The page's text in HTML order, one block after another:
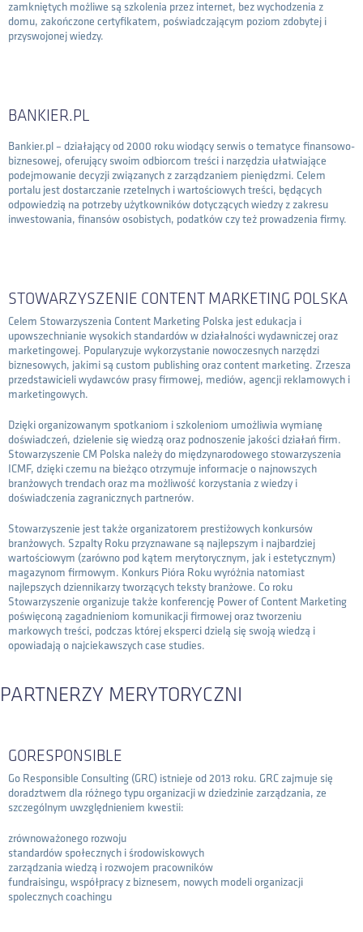
zamkniętych możliwe są szkolenia przez internet, bez wychodzenia z
domu, zakończone certyfikatem, poświadczającym poziom zdobytej i
przyswojonej wiedzy.
BANKIER.PL
Bankier.pl – działający od 2000 roku wiodący serwis o tematyce finansowo-
biznesowej, oferujący swoim odbiorcom treści i narzędzia ułatwiające
podejmowanie decyzji związanych z zarządzaniem pieniędzmi. Celem
portalu jest dostarczanie rzetelnych i wartościowych treści, będących
odpowiedzią na potrzeby użytkowników dotyczących wiedzy z zakresu
inwestowania, finansów osobistych, podatków czy też prowadzenia firmy.
STOWARZYSZENIE CONTENT MARKETING POLSKA
Celem Stowarzyszenia Content Marketing Polska jest edukacja i
upowszechnianie wysokich standardów w działalności wydawniczej oraz
marketingowej. Popularyzuje wykorzystanie nowoczesnych narzędzi
biznesowych, jakimi są custom publishing oraz content marketing. Zrzesza
przedstawicieli wydawców prasy firmowej, mediów, agencji reklamowych i
marketingowych.
Dzięki organizowanym spotkaniom i szkoleniom umożliwia wymianę
doświadczeń, dzielenie się wiedzą oraz podnoszenie jakości działań firm.
Stowarzyszenie CM Polska należy do międzynarodowego stowarzyszenia
ICMF, dzięki czemu na bieżąco otrzymuje informacje o najnowszych
branżowych trendach oraz ma możliwość korzystania z wiedzy i
doświadczenia zagranicznych partnerów.
Stowarzyszenie jest także organizatorem prestiżowych konkursów
branżowych. Szpalty Roku przyznawane są najlepszym i najbardziej
wartościowym (zarówno pod kątem merytorycznym, jak i estetycznym)
magazynom firmowym. Konkurs Pióra Roku wyróżnia natomiast
najlepszych dziennikarzy tworzących teksty branżowe. Co roku
Stowarzyszenie organizuje także konferencję Power of Content Marketing
poświęconą zagadnieniom komunikacji firmowej oraz tworzeniu
markowych treści, podczas której eksperci dzielą się swoją wiedzą i
opowiadają o najciekawszych case studies.
PARTNERZY MERYTORYCZNI
GORESPONSIBLE
Go Responsible Consulting (GRC) istnieje od 2013 roku. GRC zajmuje się
doradztwem dla różnego typu organizacji w dziedzinie zarządzania, ze
szczególnym uwzględnieniem kwestii:
zrównoważonego rozwoju
standardów społecznych i środowiskowych
zarządzania wiedzą i rozwojem pracowników
fundraisingu, współpracy z biznesem, nowych modeli organizacji
spolecznych coachingu